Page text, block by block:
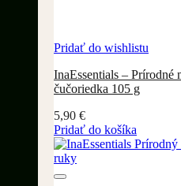
Pridať do wishlistu
InaEssentials –
čučoriedka 105 g
5,90 €
Pridať do košíka